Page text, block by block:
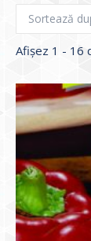
Afișez 1 - 16